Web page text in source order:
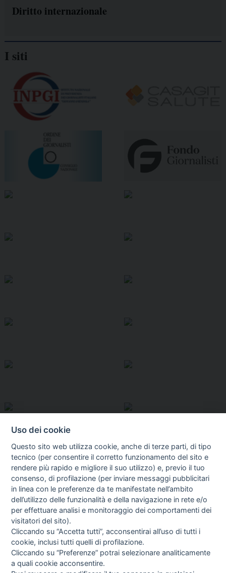
Diritto internazionale
I siti
I libri Vedi tutti
Uso dei cookie
Questo sito web utilizza cookie, anche di terze parti, di tipo
tecnico (per consentire il corretto funzionamento del sito e
rendere più rapido e migliore il suo utilizzo) e, previo il tuo
consenso, di profilazione (per inviare messaggi pubblicitari
in linea con le preferenze da te manifestate nell’ambito
dell’utilizzo delle funzionalità e della navigazione in rete e/o
per effettuare analisi e monitoraggio dei comportamenti dei
visitatori del sito).
Cliccando su “Accetta tutti”, acconsentirai all’uso di tutti i
cookie, inclusi tutti quelli di profilazione.
Cliccando su “Preferenze” potrai selezionare analiticamente
a quali cookie acconsentire.